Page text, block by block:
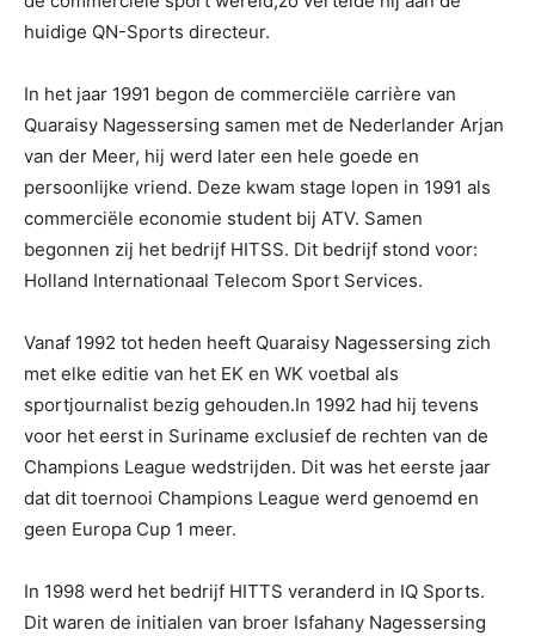
huidige QN-Sports directeur.
In het jaar 1991 begon de commerciële carrière van
Quaraisy Nagessersing samen met de Nederlander Arjan
van der Meer, hij werd later een hele goede en
persoonlijke vriend. Deze kwam stage lopen in 1991 als
commerciële economie student bij ATV. Samen
begonnen zij het bedrijf HITSS. Dit bedrijf stond voor:
Holland Internationaal Telecom Sport Services.
Vanaf 1992 tot heden heeft Quaraisy Nagessersing zich
met elke editie van het EK en WK voetbal als
sportjournalist bezig gehouden.In 1992 had hij tevens
voor het eerst in Suriname exclusief de rechten van de
Champions League wedstrijden. Dit was het eerste jaar
dat dit toernooi Champions League werd genoemd en
geen Europa Cup 1 meer.
In 1998 werd het bedrijf HITTS veranderd in IQ Sports.
Dit waren de initialen van broer Isfahany Nagessersing